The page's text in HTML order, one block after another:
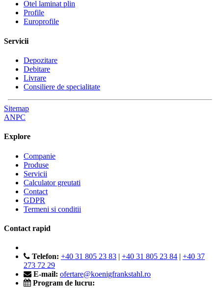
Otel laminat plin
Profile
Europrofile
Servicii
Depozitare
Debitare
Livrare
Consiliere de specialitate
Sitemap
ANPC
Explore
Companie
Produse
Servicii
Calculator greutati
Contact
GDPR
Termeni si conditii
Contact rapid
Telefon: +40 31 805 23 83 | +40 31 805 23 84 | +40 37
273 72 29
E-mail: ofertare@koenigfrankstahl.ro
Program de lucru: